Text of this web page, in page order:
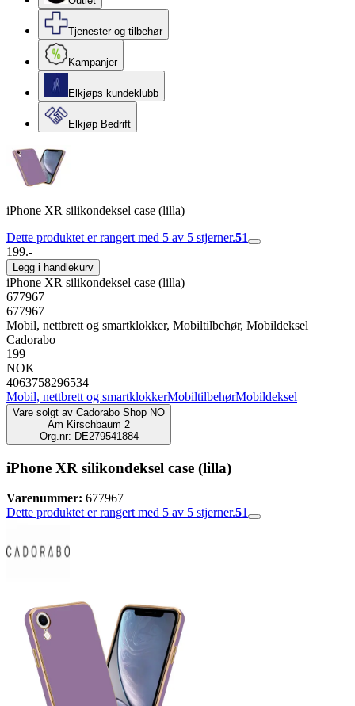
Tjenester og tilbehør
Kampanjer
Elkjøps kundeklubb
Elkjøp Bedrift
iPhone XR silikondeksel case (lilla)
Dette produktet er rangert med 5 av 5 stjerner.51
199.-
Legg i handlekurv
iPhone XR silikondeksel case (lilla)
677967
677967
Mobil, nettbrett og smartklokker, Mobiltilbehør, Mobildeksel
Cadorabo
199
NOK
4063758296534
Mobil, nettbrett og smartklokkerMobiltilbehørMobildeksel
Vare solgt av Cadorabo Shop NO
Am Kirschbaum 2
Org.nr: DE279541884
iPhone XR silikondeksel case (lilla)
Varenummer: 677967
Dette produktet er rangert med 5 av 5 stjerner.51